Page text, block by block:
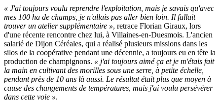
« J'ai toujours voulu reprendre l'exploitation, mais je savais qu'avec
mes 100 ha de champs, je n'allais pas aller bien loin. Il fallait
trouver un atelier supplémentaire », retrace Florian Giraux, lors
d'une récente rencontre chez lui, à Villaines-en-Duesmois. L'ancien
salarié de Dijon Céréales, qui a réalisé plusieurs missions dans les
silos de la coopérative pendant une décennie, a toujours eu en tête la
production de champignons. « j'ai toujours aimé ça et je m'étais fait
la main en cultivant des morilles sous une serre, à petite échelle,
pendant près de 10 ans là aussi. Le résultat était plus que moyen à
cause des changements de températures, mais j'ai voulu persévérer
dans cette voie ».